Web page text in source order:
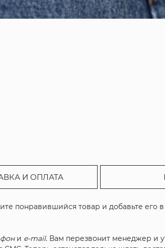
И ОПЛАТА
понравившийся товар и добавьте его
и e-mail. Вам перезвонит менеджер и